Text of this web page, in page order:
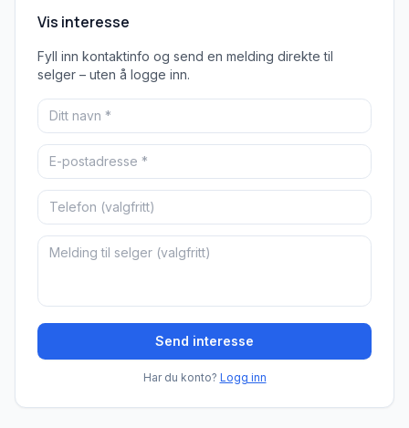
Vis interesse
Fyll inn kontaktinfo og send en melding direkte til
selger – uten å logge inn.
Send interesse
Har du konto? Logg inn